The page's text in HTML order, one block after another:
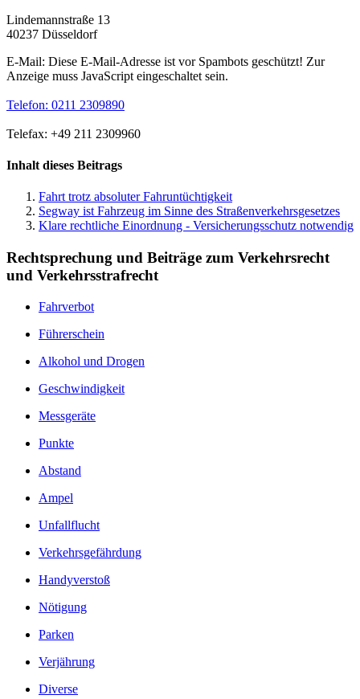
Lindemannstraße 13
40237 Düsseldorf
E-Mail: Diese E-Mail-Adresse ist vor Spambots geschützt! Zur
Anzeige muss JavaScript eingeschaltet sein.
Telefon: 0211 2309890
Telefax: +49 211 2309960
Inhalt dieses Beitrags
Fahrt trotz absoluter Fahruntüchtigkeit
Segway ist Fahrzeug im Sinne des Straßenverkehrsgesetzes
Klare rechtliche Einordnung - Versicherungsschutz notwendig
Rechtsprechung und Beiträge zum Verkehrsrecht
und Verkehrsstrafrecht
Fahrverbot
Führerschein
Alkohol und Drogen
Geschwindigkeit
Messgeräte
Punkte
Abstand
Ampel
Unfallflucht
Verkehrsgefährdung
Handyverstoß
Nötigung
Parken
Verjährung
Diverse